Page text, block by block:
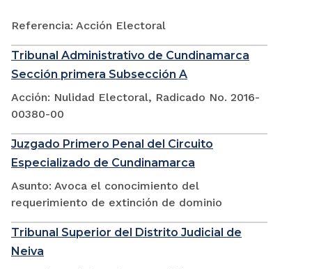
Referencia: Acción Electoral
Tribunal Administrativo de Cundinamarca
Sección primera Subsección A
Acción: Nulidad Electoral, Radicado No. 2016-
00380-00
Juzgado Primero Penal del Circuito
Especializado de Cundinamarca
Asunto: Avoca el conocimiento del
requerimiento de extinción de dominio
Tribunal Superior del Distrito Judicial de
Neiva